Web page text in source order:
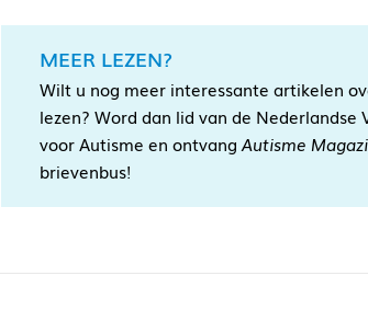
MEER LEZEN?
Wilt u nog meer interessante artikelen
lezen? Word dan lid van de Nederlandse
voor Autisme en ontvang Autisme
brievenbus!